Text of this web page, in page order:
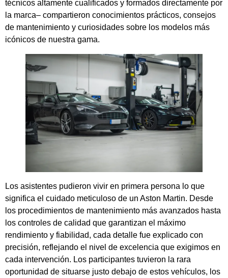
técnicos altamente cualificados y formados directamente por
la marca– compartieron conocimientos prácticos, consejos
de mantenimiento y curiosidades sobre los modelos más
icónicos de nuestra gama.
Los asistentes pudieron vivir en primera persona lo que
significa el cuidado meticuloso de un Aston Martin. Desde
los procedimientos de mantenimiento más avanzados hasta
los controles de calidad que garantizan el máximo
rendimiento y fiabilidad, cada detalle fue explicado con
precisión, reflejando el nivel de excelencia que exigimos en
cada intervención. Los participantes tuvieron la rara
oportunidad de situarse justo debajo de estos vehículos, los